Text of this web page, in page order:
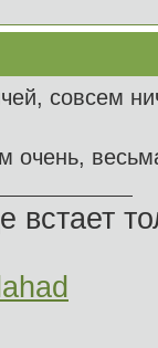
совсем
очень,
встает